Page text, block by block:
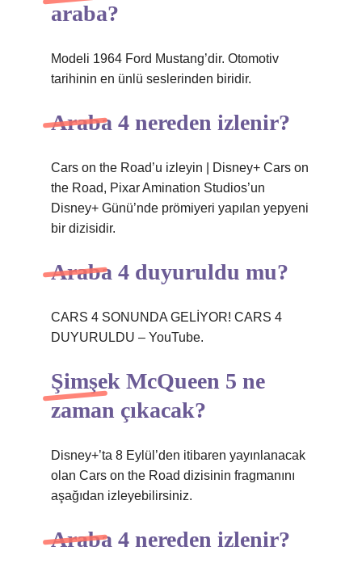
araba?
Modeli 1964 Ford Mustang’dir. Otomotiv
tarihinin en ünlü seslerinden biridir.
Araba 4 nereden izlenir?
Cars on the Road’u izleyin | Disney+ Cars on
the Road, Pixar Amination Studios’un
Disney+ Günü’nde prömiyeri yapılan yepyeni
bir dizisidir.
Araba 4 duyuruldu mu?
CARS 4 SONUNDA GELİYOR! CARS 4
DUYURULDU – YouTube.
Şimşek McQueen 5 ne
zaman çıkacak?
Disney+’ta 8 Eylül’den itibaren yayınlanacak
olan Cars on the Road dizisinin fragmanını
aşağıdan izleyebilirsiniz.
Araba 4 nereden izlenir?